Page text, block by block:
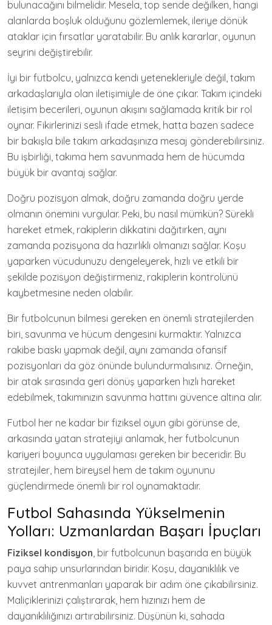
bulunacağını bilmelidir. Mesela, top sende değilken, hangi
alanlarda boşluk olduğunu gözlemlemek, ileriye dönük
ataklar için fırsatlar yaratabilir. Bu anlık kararlar, oyunun
seyrini değiştirebilir.
İyi bir futbolcu, yalnızca kendi yetenekleriyle değil, takım
arkadaşlarıyla olan iletişimiyle de öne çıkar. Takım içindeki
iletişim becerileri, oyunun akışını sağlamada kritik bir rol
oynar. Fikirlerinizi sesli ifade etmek, hatta bazen sadece
bir bakışla bile takım arkadaşınıza mesaj gönderebilirsiniz.
Bu işbirliği, takıma hem savunmada hem de hücumda
büyük bir avantaj sağlar.
Doğru pozisyon almak, doğru zamanda doğru yerde
olmanın önemini vurgular. Peki, bu nasıl mümkün? Sürekli
hareket etmek, rakiplerin dikkatini dağıtırken, aynı
zamanda pozisyona da hazırlıklı olmanızı sağlar. Koşu
yaparken vücudunuzu dengeleyerek, hızlı ve etkili bir
şekilde pozisyon değiştirmeniz, rakiplerin kontrolünü
kaybetmesine neden olabilir.
Bir futbolcunun bilmesi gereken en önemli stratejilerden
biri, savunma ve hücum dengesini kurmaktır. Yalnızca
rakibe baskı yapmak değil, aynı zamanda ofansif
pozisyonları da göz önünde bulundurmalısınız. Örneğin,
bir atak sırasında geri dönüş yaparken hızlı hareket
edebilmek, takımınızın savunma hattını güvence altına alır.
Futbol her ne kadar bir fiziksel oyun gibi görünse de,
arkasında yatan stratejiyi anlamak, her futbolcunun
kariyeri boyunca uygulaması gereken bir beceridir. Bu
stratejiler, hem bireysel hem de takım oyununu
güçlendirmede önemli bir rol oynamaktadır.
Futbol Sahasında Yükselmenin
Yolları: Uzmanlardan Başarı İpuçları
Fiziksel kondisyon, bir futbolcunun başarıda en büyük
paya sahip unsurlarından biridir. Koşu, dayanıklılık ve
kuvvet antrenmanları yaparak bir adım öne çıkabilirsiniz.
Maliçiklerinizi çalıştırarak, hem hızınızı hem de
dayanıklılığınızı artırabilirsiniz. Düşünün ki, sahada